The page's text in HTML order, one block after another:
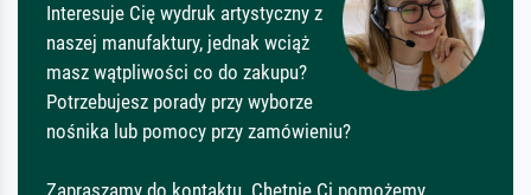
Interesuje Cię wydruk artystyczny z
naszej manufaktury, jednak wciąż
masz wątpliwości co do zakupu?
Potrzebujesz porady przy wyborze
nośnika lub pomocy przy zamówieniu?